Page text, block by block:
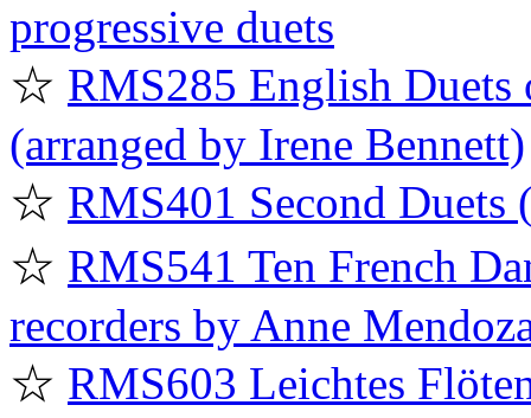
progressive duets
☆ RMS285 English Duets
(arranged by Irene Bennett)
☆ RMS401 Second Duets
☆ RMS541 Ten French
recorders by Anne
☆ RMS603 Leichtes